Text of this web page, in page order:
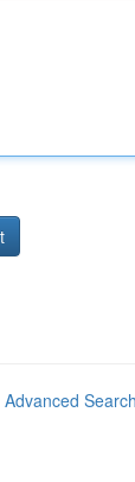
Advanced Search